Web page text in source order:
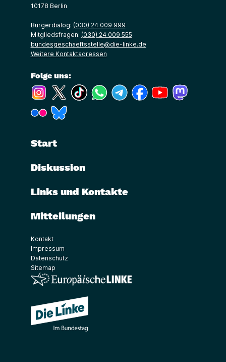
10178 Berlin
Bürgerdialog: (030) 24 009 999
Mitgliedsfragen: (030) 24 009 555
bundesgeschaeftsstelle@die-linke.de
Weitere Kontaktadressen
Folge uns:
(Link öffnet ein neues Fenster)
(Link öffnet ein neues Fenster)
(Link öffnet ein neues Fenster)
(Link öffnet ein neues Fenster)
(Link öffnet ein neues Fenster)
(Link öffnet ein neues
(Link öffnet ein
(Link öffnet ein neues Fenster)
Start
Diskussion
Links und Kontakte
Mitteilungen
Kontakt
Impressum
Datenschutz
Sitemap
(Link öffnet ein neues Fenster)